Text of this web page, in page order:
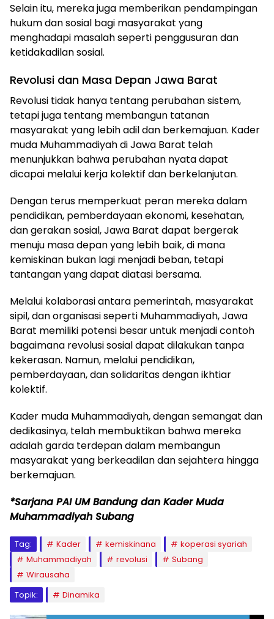
Selain itu, mereka juga memberikan pendampingan
hukum dan sosial bagi masyarakat yang
menghadapi masalah seperti penggusuran dan
ketidakadilan sosial.
Revolusi dan Masa Depan Jawa Barat
Revolusi tidak hanya tentang perubahan sistem,
tetapi juga tentang membangun tatanan
masyarakat yang lebih adil dan berkemajuan. Kader
muda Muhammadiyah di Jawa Barat telah
menunjukkan bahwa perubahan nyata dapat
dicapai melalui kerja kolektif dan berkelanjutan.
Dengan terus memperkuat peran mereka dalam
pendidikan, pemberdayaan ekonomi, kesehatan,
dan gerakan sosial, Jawa Barat dapat bergerak
menuju masa depan yang lebih baik, di mana
kemiskinan bukan lagi menjadi beban, tetapi
tantangan yang dapat diatasi bersama.
Melalui kolaborasi antara pemerintah, masyarakat
sipil, dan organisasi seperti Muhammadiyah, Jawa
Barat memiliki potensi besar untuk menjadi contoh
bagaimana revolusi sosial dapat dilakukan tanpa
kekerasan. Namun, melalui pendidikan,
pemberdayaan, dan solidaritas dengan ikhtiar
kolektif.
Kader muda Muhammadiyah, dengan semangat dan
dedikasinya, telah membuktikan bahwa mereka
adalah garda terdepan dalam membangun
masyarakat yang berkeadilan dan sejahtera hingga
berkemajuan.
*Sarjana PAI UM Bandung dan Kader Muda
Muhammadiyah Subang
Tag: Kader kemiskinana
koperasi syariah
Muhammadiyah
revolusi
Subang
Wirausaha
Topik:
Dinamika